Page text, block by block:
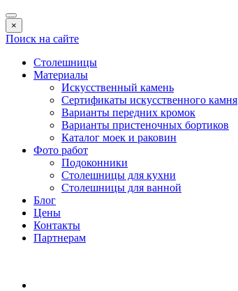
×
Поиск на сайте
Столешницы
Материалы
Искусственный камень
Сертификаты искусственного камня
Варианты передних кромок
Варианты пристеночных бортиков
Каталог моек и раковин
Фото работ
Подоконники
Столешницы для кухни
Столешницы для ванной
Блог
Цены
Контакты
Партнерам